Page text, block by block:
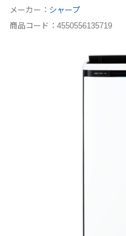
メーカー： シャープ
商品コード： 4550556135719